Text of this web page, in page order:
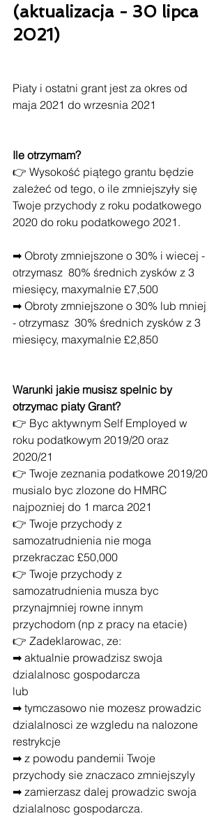
(aktualizacja - 30 lipca
2021)
Piaty i ostatni grant jest za okres od
maja 2021 do wrzesnia 2021
Ile otrzymam?
👉 Wysokość piątego grantu będzie
zależeć od tego, o ile zmniejszyły się
Twoje przychody z roku podatkowego
2020 do roku podatkowego 2021.
➡ Obroty zmniejszone o 30% i wiecej -
otrzymasz  80% średnich zysków z 3
miesięcy, maxymalnie £7,500
➡ Obroty zmniejszone o 30% lub mniej
- otrzymasz  30% średnich zysków z 3
miesięcy, maxymalnie £2,850
Warunki jakie musisz spelnic by
otrzymac piaty Grant?
👉 Byc aktywnym Self Employed w
roku podatkowym 2019/20 oraz
2020/21
👉 Twoje zeznania podatkowe 2019/20
musialo byc zlozone do HMRC
najpozniej do 1 marca 2021
👉 Twoje przychody z
samozatrudnienia nie moga
przekraczac £50,000
👉 Twoje przychody z
samozatrudnienia musza byc
przynajmniej rowne innym
przychodom (np z pracy na etacie)
👉 Zadeklarowac, ze:
➡ aktualnie prowadzisz swoja
dzialalnosc gospodarcza
lub
➡ tymczasowo nie mozesz prowadzic
dzialalnosci ze wzgledu na nalozone
restrykcje
➡ z powodu pandemii Twoje
przychody sie znaczaco zmniejszyly
➡ zamierzasz dalej prowadzic swoja
dzialalnosc gospodarcza.